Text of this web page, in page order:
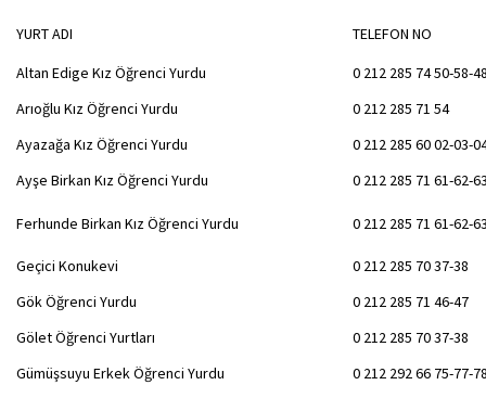
YURT ADI
TELEFON NO
Altan Edige Kız Öğrenci Yurdu
0 212 285 74 50-58-
Arıoğlu Kız Öğrenci Yurdu
0 212 285 71 54
Ayazağa Kız Öğrenci Yurdu
0 212 285 60 02-03-
Ayşe Birkan Kız Öğrenci Yurdu
0 212 285 71 61-62-
Ferhunde Birkan Kız Öğrenci Yurdu 0 212 285 71 61-62-
Geçici Konukevi
0 212 285 70 37-38
Gök Öğrenci Yurdu
0 212 285 71 46-47
Gölet Öğrenci Yurtları
0 212 285 70 37-38
Gümüşsuyu Erkek Öğrenci Yurdu
0 212 292 66 75-77-